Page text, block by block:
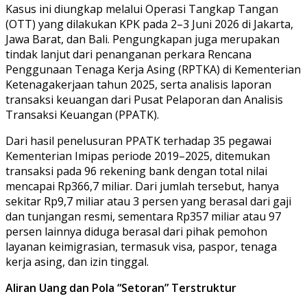
Kasus ini diungkap melalui Operasi Tangkap Tangan
(OTT) yang dilakukan KPK pada 2–3 Juni 2026 di Jakarta,
Jawa Barat, dan Bali. Pengungkapan juga merupakan
tindak lanjut dari penanganan perkara Rencana
Penggunaan Tenaga Kerja Asing (RPTKA) di Kementerian
Ketenagakerjaan tahun 2025, serta analisis laporan
transaksi keuangan dari Pusat Pelaporan dan Analisis
Transaksi Keuangan (PPATK).
Dari hasil penelusuran PPATK terhadap 35 pegawai
Kementerian Imipas periode 2019–2025, ditemukan
transaksi pada 96 rekening bank dengan total nilai
mencapai Rp366,7 miliar. Dari jumlah tersebut, hanya
sekitar Rp9,7 miliar atau 3 persen yang berasal dari gaji
dan tunjangan resmi, sementara Rp357 miliar atau 97
persen lainnya diduga berasal dari pihak pemohon
layanan keimigrasian, termasuk visa, paspor, tenaga
kerja asing, dan izin tinggal.
Aliran Uang dan Pola “Setoran” Terstruktur